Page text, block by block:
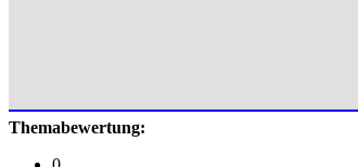
Themabewertung: